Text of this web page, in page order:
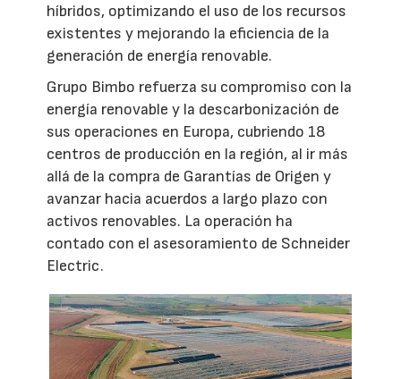
híbridos, optimizando el uso de los recursos
existentes y mejorando la eficiencia de la
generación de energía renovable.
Grupo Bimbo refuerza su compromiso con la
energía renovable y la descarbonización de
sus operaciones en Europa, cubriendo 18
centros de producción en la región, al ir más
allá de la compra de Garantías de Origen y
avanzar hacia acuerdos a largo plazo con
activos renovables. La operación ha
contado con el asesoramiento de Schneider
Electric.